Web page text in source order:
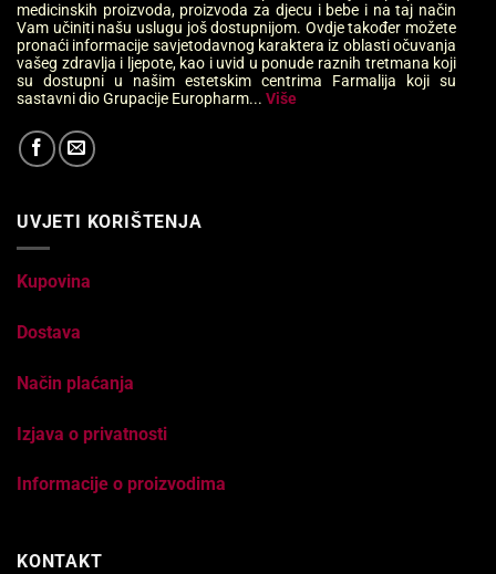
medicinskih proizvoda, proizvoda za djecu i bebe i na taj način
Vam učiniti našu uslugu još dostupnijom. Ovdje također možete
pronaći informacije savjetodavnog karaktera iz oblasti očuvanja
vašeg zdravlja i ljepote, kao i uvid u ponude raznih tretmana koji
su dostupni u našim estetskim centrima Farmalija koji su
sastavni dio Grupacije Europharm... Više
UVJETI KORIŠTENJA
Kupovina
Dostava
Način plaćanja
Izjava o privatnosti
Informacije o proizvodima
KONTAKT